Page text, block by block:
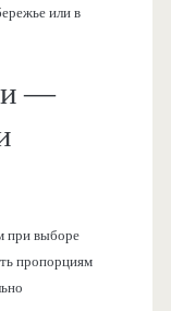
или в
—
при выборе
пропорциям